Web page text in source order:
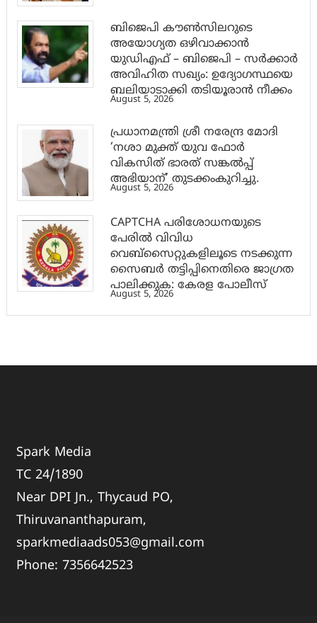
ബിജെപി കൗൺസിലറുടെ
അയോഗ്യത ഒഴിവാക്കാൻ
യുഡിഎഫ് – ബിജെപി – സർക്കാർ
അവിഹിത സഖ്യം: ഉദ്യോഗസ്ഥയെ
ബലിയാടാക്കി തടിയൂരാൻ നീക്കം
August 5, 2026
പ്രധാനമന്ത്രി ശ്രീ നരേന്ദ്ര മോദി
‘നശാ മുക്ത് യുവ ഫോർ
വികസിത് ഭാരത് സങ്കൽപ്പ്
അഭിയാന്’ തുടക്കംകുറിച്ചു.
August 5, 2026
CAPTCHA പരിശോധനയുടെ
പേരില്‍ വിവിധ
വെബ്സൈറ്റുകളിലൂടെ നടക്കുന്ന
സൈബര്‍ തട്ടിപ്പിനെതിരെ ജാഗ്രത
പാലിക്കുക: കേരള പോലീസ്
August 5, 2026
Spark Media
TC 24/1890
Near DPI Jn., Thycaud PO,
Thiruvananthapuram,
sparkmediaads053@gmail.com
Phone:7356642523